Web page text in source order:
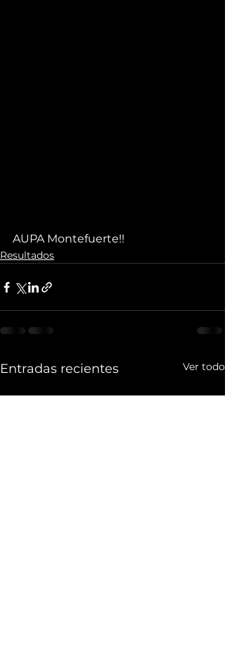
AUPA Montefuerte!!
Resultados
Entradas recientes Ver todo